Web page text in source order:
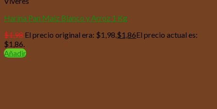
Harina Pan Maiz Blanco y Arroz 1 Kg
$1,98 El precio original era: $1,98.$1,86El precio actual es:
$1,86.
Añadir